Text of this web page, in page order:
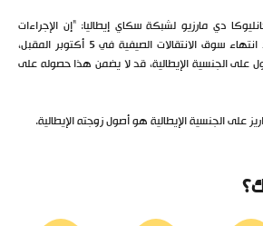
دي مارزيو لشبكة سكاي إيطاليا: “إن الإجراءات
البيروقراطية قد تنتهي بعد انتهاء سوق الانتقالات الصيفية في 5 أكتوبر المقبل،
على الجنسية الإيطالية، قد لا يضمن هذا حصوله على
الجنسية الإيطالية هو أصول زوجته الإيطالية.